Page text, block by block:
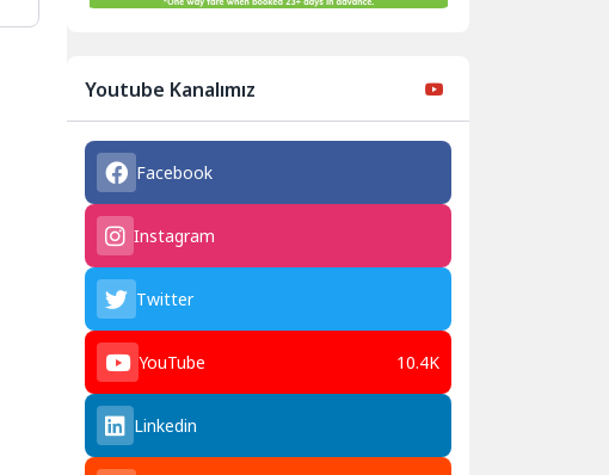
Youtube Kanalımız
Facebook
Instagram
Twitter
YouTube 10.4K
Linkedin